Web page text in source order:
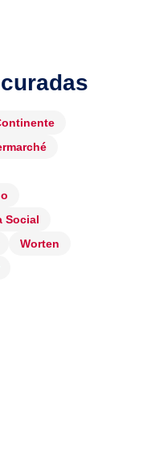
Social
Worten